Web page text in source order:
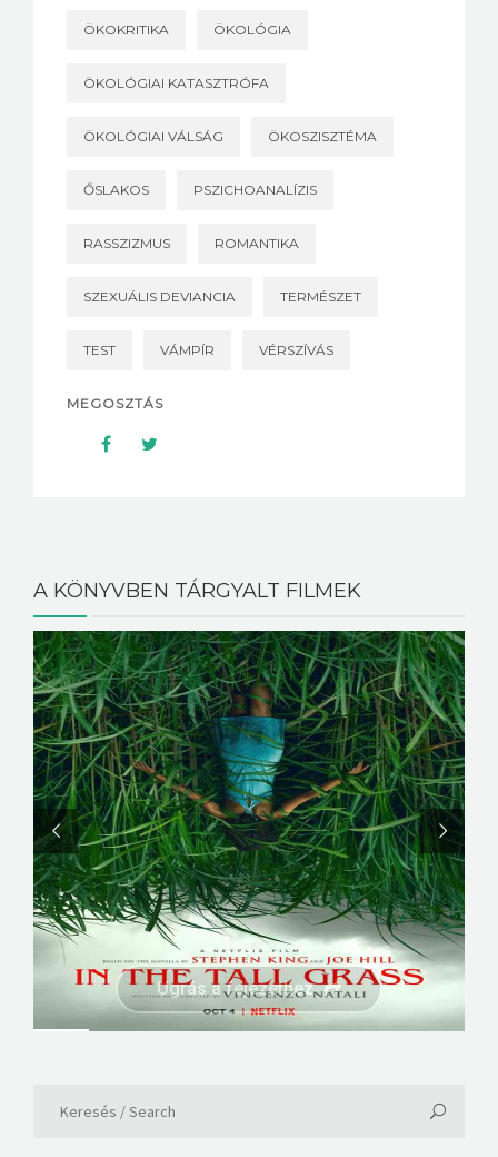
ÖKOKRITIKA ÖKOLÓGIA
ÖKOLÓGIAI KATASZTRÓFA
ÖKOLÓGIAI VÁLSÁG ÖKOSZISZTÉMA
ŐSLAKOS PSZICHOANALÍZIS
RASSZIZMUS ROMANTIKA
SZEXUÁLIS DEVIANCIA TERMÉSZET
TEST VÁMPÍR VÉRSZÍVÁS
MEGOSZTÁS
A KÖNYVBEN TÁRGYALT FILMEK
Ugrás a fejezethez